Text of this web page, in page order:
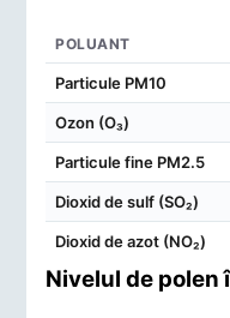
POLUANT
Particule PM10
Ozon (O₃)
Particule fine PM2.5
Dioxid de sulf (SO₂)
Dioxid de azot (NO₂)
Nivelul de polen